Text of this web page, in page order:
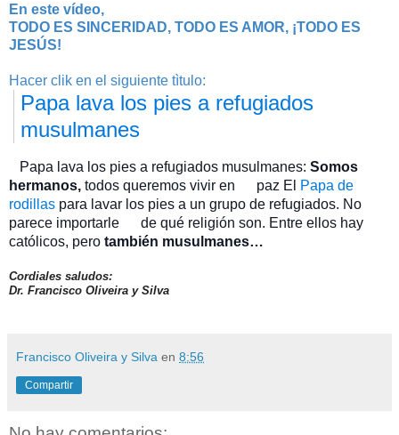
En este vídeo,
TODO ES SINCERIDAD, TODO ES AMOR, ¡TODO ES
JESÚS!
Hacer clik en el siguiente tìtulo:
Papa lava los pies a refugiados
musulmanes
Papa lava los pies a refugiados musulmanes: Somos
hermanos, todos queremos vivir en paz El
Papa de
rodillas para lavar los pies a un grupo de refugiados. No
parece importarle de qué religión son. Entre ellos hay
católicos, pero también musulmanes…
Cordiales saludos:
Dr. Francisco Oliveira y Silva
Francisco Oliveira y Silva en 8:56
Compartir